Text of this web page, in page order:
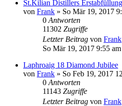
St.Kilian Distillers
von Frank » So Mär 19, 2017
0 Antworten
11302 Zugriffe
Letzter Beitrag von Frank
So Mär 19, 2017 9:55 am
Laphroaig 18 Diamond Jubilee
von Frank » So Feb 19, 2017
0 Antworten
11143 Zugriffe
Letzter Beitrag von Frank